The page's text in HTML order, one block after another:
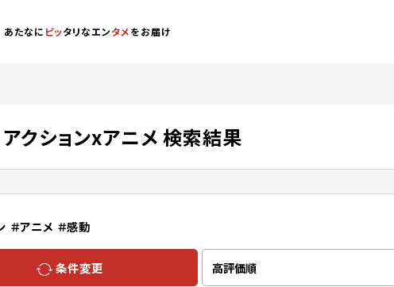
あたなに ピッタリなエンタメをお届け
クションxアニメ 検索結果
＃アニメ ＃感動
条件変更